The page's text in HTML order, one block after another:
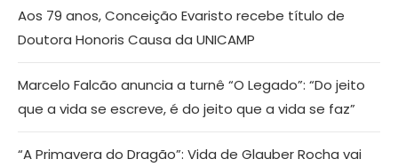
Aos 79 anos, Conceição Evaristo recebe título de
Doutora Honoris Causa da UNICAMP
Marcelo Falcão anuncia a turnê “O Legado”: “Do jeito
que a vida se escreve, é do jeito que a vida se faz”
“A Primavera do Dragão”: Vida de Glauber Rocha vai